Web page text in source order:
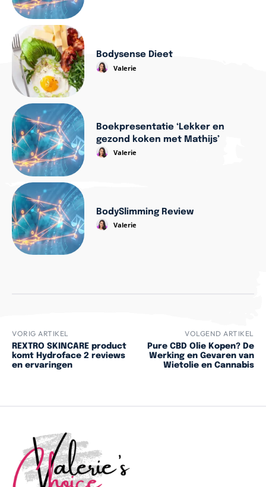
Bodysense Dieet
Valerie
Boekpresentatie ‘Lekker en
gezond koken met Mathijs’
Valerie
BodySlimming Review
Valerie
VORIG ARTIKEL
REXTRO SKINCARE product
komt Hydroface 2 reviews
en ervaringen
VOLGEND ARTIKEL
Pure CBD Olie Kopen? De
Werking en Gevaren van
Wietolie en Cannabis